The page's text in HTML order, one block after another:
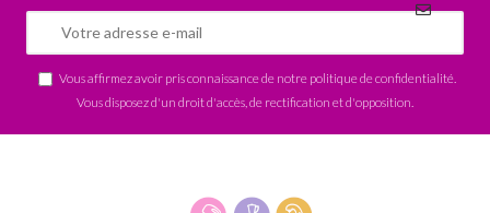
Vous affirmez avoir pris connaissance de notre politique de confidentialité
Vous disposez d'un droit d'accès, de rectification et d'opposition.